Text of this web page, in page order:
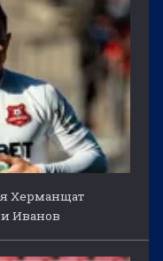
Херманщат
Иванов